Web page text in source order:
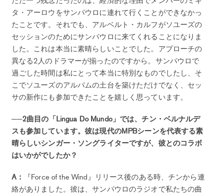
タ・アーロウをサンパウロに連れて行くことができなかっ
たことです。それでも、アルベルト・カルフがソユーズの
セッションのためにサンパウロに来てくれることになりま
した。これは本当に素晴らしいことでした。アプローチの
異なる2人のドラマーが揃ったのですから。サンパウロで
過ごした時間は私にとって本当に特別なものでしたし、そ
こでソユーズのアルバムの土台を築けただけでなく、セッ
サの新作にも参加できたことを嬉しく思っています。
──2曲目の「Lingua Do Mundo」では、チン・ベルナルデ
スも参加しています。彼は現代のMPBシーンを代表する素
晴らしいシンガー・ソングライターですが、彼とのコラボ
はいかがでしたか？
A：
『Force of the Wind』リリース後のある時、チンから連
絡がありました。彼は、サンパウロのラジオで私たちの曲